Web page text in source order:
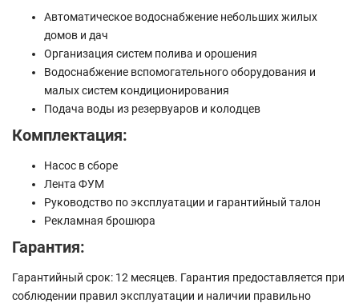
Автоматическое водоснабжение небольших жилых
домов и дач
Организация систем полива и орошения
Водоснабжение вспомогательного оборудования и
малых систем кондиционирования
Подача воды из резервуаров и колодцев
Комплектация:
Насос в сборе
Лента ФУМ
Руководство по эксплуатации и гарантийный талон
Рекламная брошюра
Гарантия:
Гарантийный срок: 12 месяцев. Гарантия предоставляется при
соблюдении правил эксплуатации и наличии правильно